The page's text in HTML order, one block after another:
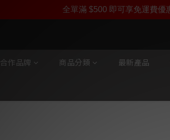
合作品牌 商品分類 最新產品
加入雅詠尊尚會員，即享【$1000迎新
全單滿 $500 即可享免運費優